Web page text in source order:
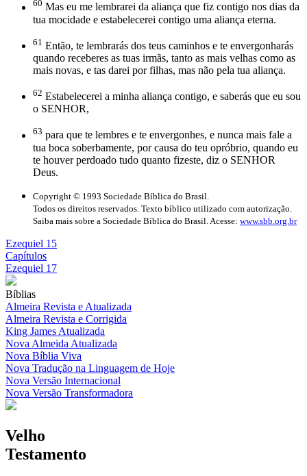
60 Mas eu me lembrarei da aliança que fiz contigo nos dias da
tua mocidade e estabelecerei contigo uma aliança eterna.
61 Então, te lembrarás dos teus caminhos e te envergonharás
quando receberes as tuas irmãs, tanto as mais velhas como as
mais novas, e tas darei por filhas, mas não pela tua aliança.
62 Estabelecerei a minha aliança contigo, e saberás que eu sou
o SENHOR,
63 para que te lembres e te envergonhes, e nunca mais fale a
tua boca soberbamente, por causa do teu opróbrio, quando eu
te houver perdoado tudo quanto fizeste, diz o SENHOR
Deus.
Copyright © 1993 Sociedade Bíblica do Brasil.
Todos os direitos reservados. Texto bíblico utilizado com autorização.
Saiba mais sobre a Sociedade Bíblica do Brasil. Acesse: www.sbb.org.br
Ezequiel 15
Capítulos
Ezequiel 17
Bíblias
Almeira Revista e Atualizada
Almeira Revista e Corrigida
King James Atualizada
Nova Almeida Atualizada
Nova Bíblia Viva
Nova Tradução na Linguagem de Hoje
Nova Versão Internacional
Nova Versão Transformadora
Velho
Testamento